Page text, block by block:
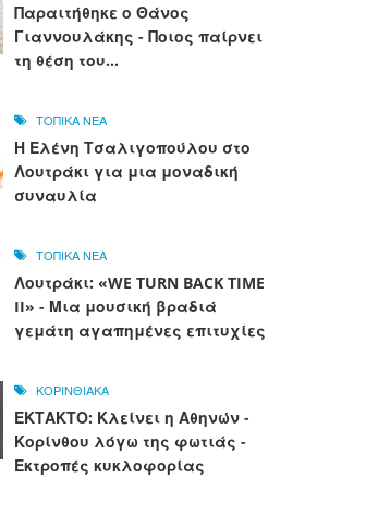
Παραιτήθηκε ο Θάνος
Γιαννουλάκης - Ποιος παίρνει
τη θέση του...
ΤΟΠΙΚΑ ΝΕΑ
Η Ελένη Τσαλιγοπούλου στο
Λουτράκι για μια μοναδική
συναυλία
ΤΟΠΙΚΑ ΝΕΑ
Λουτράκι: «WE TURN BACK TIME
II» - Μια μουσική βραδιά
γεμάτη αγαπημένες επιτυχίες
ΚΟΡΙΝΘΙΑΚΑ
ΕΚΤΑΚΤΟ: Κλείνει η Αθηνών -
Κορίνθου λόγω της φωτιάς -
Εκτροπές κυκλοφορίας